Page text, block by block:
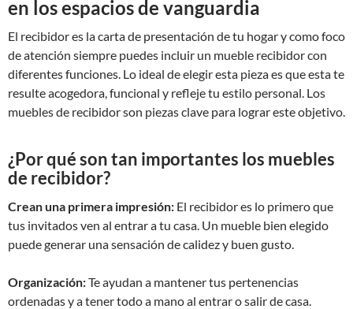
en los espacios de vanguardia
El recibidor es la carta de presentación de tu hogar y como foco
de atención siempre puedes incluir un mueble recibidor con
diferentes funciones. Lo ideal de elegir esta pieza es que esta te
resulte acogedora, funcional y refleje tu estilo personal. Los
muebles de recibidor son piezas clave para lograr este objetivo.
¿Por qué son tan importantes los muebles
de recibidor?
Crean una primera impresión: El recibidor es lo primero que
tus invitados ven al entrar a tu casa. Un mueble bien elegido
puede generar una sensación de calidez y buen gusto.
Organización:Te ayudan a mantener tus pertenencias
ordenadas y a tener todo a mano al entrar o salir de casa.